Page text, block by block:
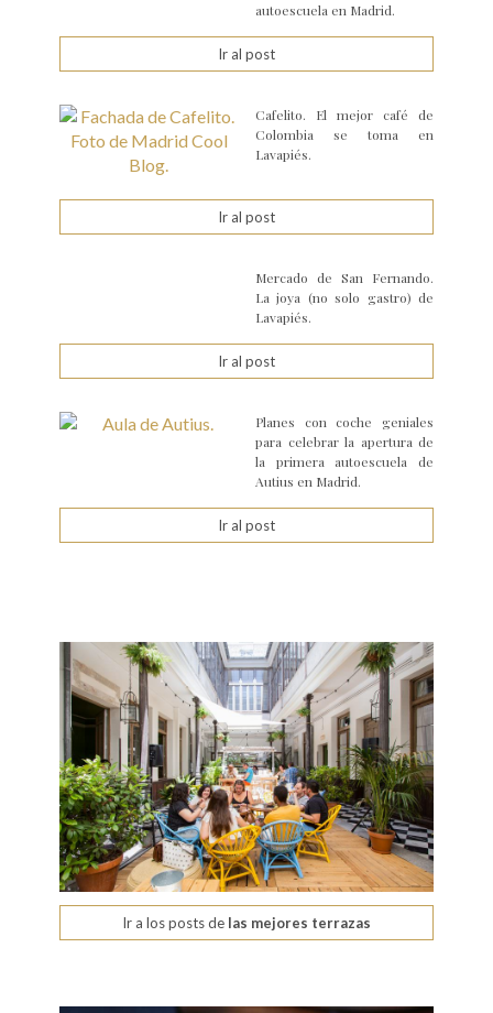
autoescuela en Madrid.
Ir al post
Cafelito. El mejor café de
Colombia se toma en
Lavapiés.
Ir al post
Mercado de San Fernando.
La joya (no solo gastro) de
Lavapiés.
Ir al post
Planes con coche geniales
para celebrar la apertura de
la primera autoescuela de
Autius en Madrid.
Ir al post
Ir a los posts de las mejores terrazas